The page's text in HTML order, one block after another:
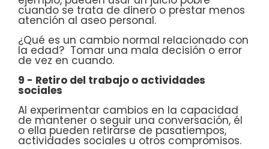
cuando se trata de dinero o prestar menos
atención al aseo personal.
¿Qué es un cambio normal relacionado con
la edad? Tomar una mala decisión o error
de vez en cuando.
9 - Retiro del trabajo o actividades
sociales
Al experimentar cambios en la capacidad
de mantener o seguir una conversación, él
o ella pueden retirarse de pasatiempos,
actividades sociales u otros compromisos.